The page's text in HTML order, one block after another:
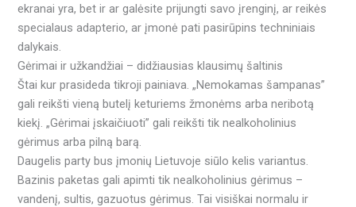
ekranai yra, bet ir ar galėsite prijungti savo įrenginį, ar reikės
specialaus adapterio, ar įmonė pati pasirūpins techniniais
dalykais.
Gėrimai ir užkandžiai – didžiausias klausimų šaltinis
Štai kur prasideda tikroji painiava. „Nemokamas šampanas”
gali reikšti vieną butelį keturiems žmonėms arba neribotą
kiekį. „Gėrimai įskaičiuoti” gali reikšti tik nealkoholinius
gėrimus arba pilną barą.
Daugelis party bus įmonių Lietuvoje siūlo kelis variantus.
Bazinis paketas gali apimti tik nealkoholinius gėrimus –
vandenį, sultis, gazuotus gėrimus. Tai visiškai normalu ir